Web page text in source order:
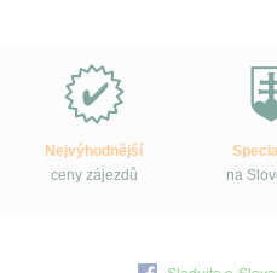
Slovensko.cz?
Nejvýhodnější
ceny zájezdů
na